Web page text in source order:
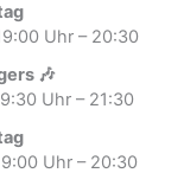
Uhr – 20:30
🎶
Uhr – 21:30
Uhr – 20:30